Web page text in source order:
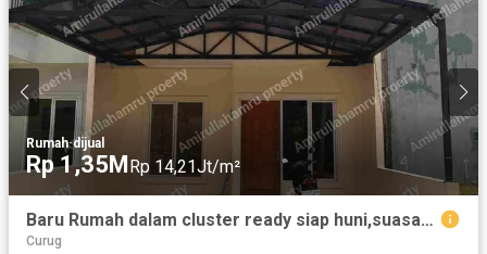
Rumah·dijual
Rp 1,35M Rp 14,21Jt/m²
Baru Rumah dalam cluster ready siap huni,suasana asri dngn lokasi strategis.
Curug